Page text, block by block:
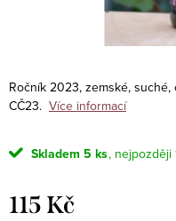
Ročník 2023, zemské,
CČ23. Více informací
Skladem 5 ks
115 Kč